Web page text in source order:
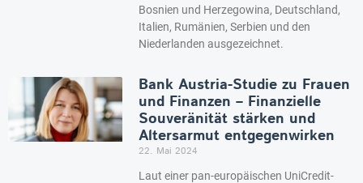
Bosnien und Herzegowina, Deutschland,
Italien, Rumänien, Serbien und den
Niederlanden ausgezeichnet.
Bank Austria-Studie zu Frauen
und Finanzen – Finanzielle
Souveränität stärken und
Altersarmut entgegenwirken
22. Mai 2024
Laut einer pan-europäischen UniCredit-